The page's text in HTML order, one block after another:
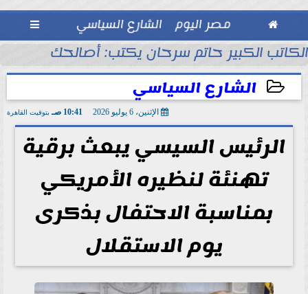
 مصر اليوم الشارع السياسي 
الكاتب الكبير حاتم سرحان يكتب: أصالحك على إيه
الشارع السياسي
الإثنين، 6 يوليو 2026 10:41 صـ بتوقيت القاهرة
الرئيس السيسي يبعث برقية
تهنئة لنظيره الأمريكي
بمناسبة الاحتفال بذكرى
يوم الاستقلال